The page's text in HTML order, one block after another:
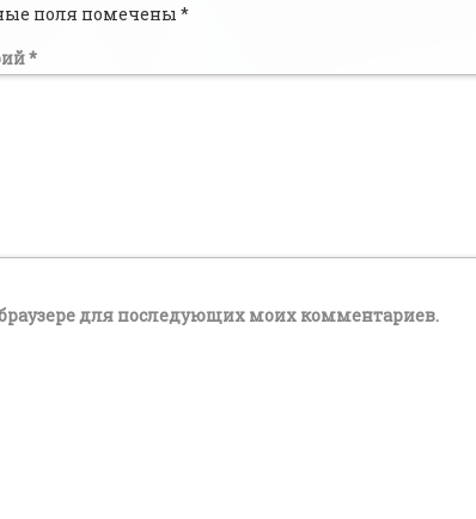
поля помечены*
*
для последующих моих комментариев.